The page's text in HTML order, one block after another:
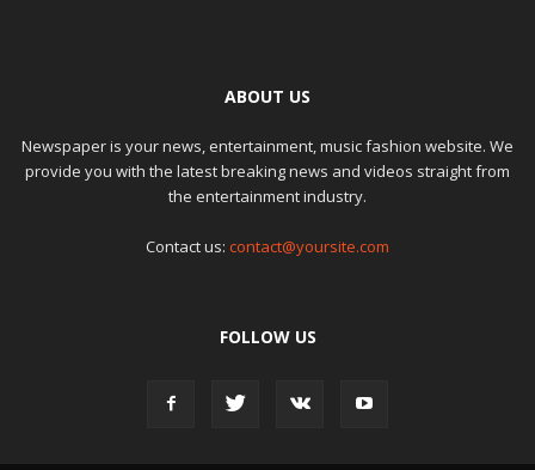
ABOUT US
Newspaper is your news, entertainment, music fashion website. We
provide you with the latest breaking news and videos straight from
the entertainment industry.
Contact us: contact@yoursite.com
FOLLOW US